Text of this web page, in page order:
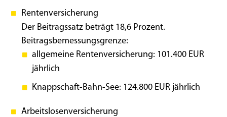
Rentenversicherung
Der Beitragssatz beträgt 18,6 Prozent.
Beitragsbemessungsgrenze:
allgemeine Rentenversicherung: 101.400 EUR
jährlich
Knappschaft-Bahn-See: 124.800 EUR jährlich
Arbeitslosenversicherung